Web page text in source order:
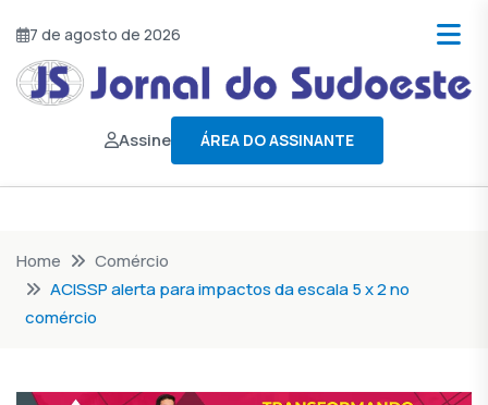
7 de agosto de 2026
Assine ÁREA DO ASSINANTE
Home
Comércio
ACISSP alerta para impactos da escala 5 x 2 no
comércio